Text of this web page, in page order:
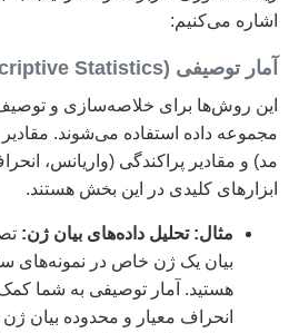
اشاره می‌کنیم:
آمار توصیفی (Descriptive Statistics)
این روش‌ها برای خلاصه‌سازی و
مجموعه داده استفاده می‌شوند. مقادیر
مد) و مقادیر پراکندگی (واریانس،
ابزارهای کلیدی در این بخش هستند.
مثال: تحلیل داده‌های بیان ژن:
بیان یک ژن خاص در نمونه‌های
هستید. آمار توصیفی به شما کمک
انحراف معیار و محدوده بیان